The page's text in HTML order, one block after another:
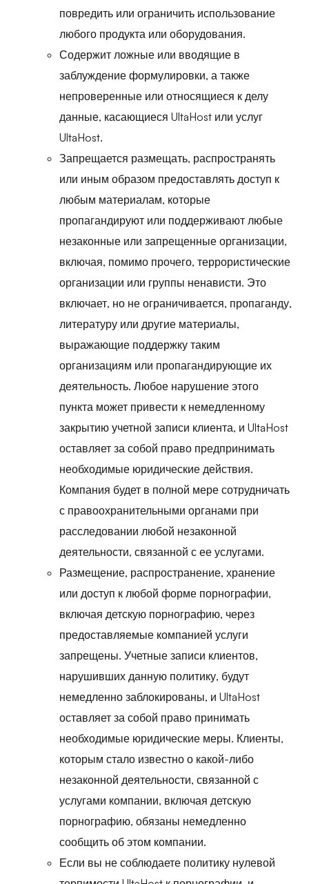
повредить или ограничить использование
любого продукта или оборудования.
Содержит ложные или вводящие в
заблуждение формулировки, а также
непроверенные или относящиеся к делу
данные, касающиеся UltaHost или услуг
UltaHost.
Запрещается размещать, распространять
или иным образом предоставлять доступ к
любым материалам, которые
пропагандируют или поддерживают любые
незаконные или запрещенные организации,
включая, помимо прочего, террористические
организации или группы ненависти. Это
включает, но не ограничивается, пропаганду,
литературу или другие материалы,
выражающие поддержку таким
организациям или пропагандирующие их
деятельность. Любое нарушение этого
пункта может привести к немедленному
закрытию учетной записи клиента, и UltaHost
оставляет за собой право предпринимать
необходимые юридические действия.
Компания будет в полной мере сотрудничать
с правоохранительными органами при
расследовании любой незаконной
деятельности, связанной с ее услугами.
Размещение, распространение, хранение
или доступ к любой форме порнографии,
включая детскую порнографию, через
предоставляемые компанией услуги
запрещены. Учетные записи клиентов,
нарушивших данную политику, будут
немедленно заблокированы, и UltaHost
оставляет за собой право принимать
необходимые юридические меры. Клиенты,
которым стало известно о какой-либо
незаконной деятельности, связанной с
услугами компании, включая детскую
порнографию, обязаны немедленно
сообщить об этом компании.
Если вы не соблюдаете политику нулевой